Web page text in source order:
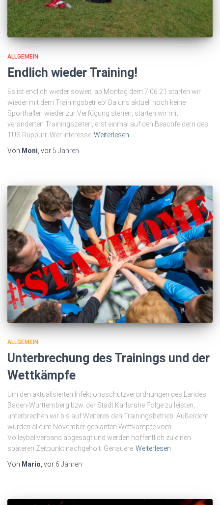
ALLGEMEIN
Endlich wieder Training!
Es ist endlich wieder soweit, ab Montag dem 7.06.21 starten wir
wieder mit dem Trainingsbetrieb! Da uns aktuell noch keine
Sporthallen wieder zur Verfügung stehen, starten wir mit
veränderten Trainingszeiten, erst einmal auf den Beachfeldern des
TUS Rüppurr. Wer Interesse Weiterlesen
Von Moni , vor 5 Jahren
ALLGEMEIN
Unterbrechung des Trainings und der
Wettkämpfe
Um den aktualisierten Infektionsschutzverordnungen des Landes
Baden-Württemberg bzw. der Stadt Karlsruhe Folge zu leisten,
unterbrechen wir bis auf Weiteres den Trainingsbetrieb. Außerdem
wurden alle im November geplanten Wettkämpfe vom
Volleyballverband abgesagt und werden hoffentlich zu einen
späteren Zeitpunkt nachgeholt. Genauere Weiterlesen
Von Mario , vor 6 Jahren